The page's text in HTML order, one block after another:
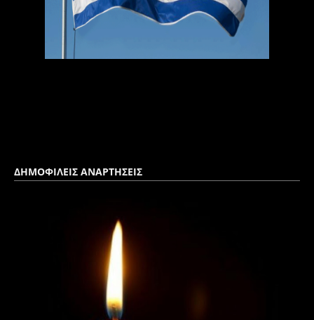
ΔΗΜΟΦΙΛΕΙΣ ΑΝΑΡΤΗΣΕΙΣ